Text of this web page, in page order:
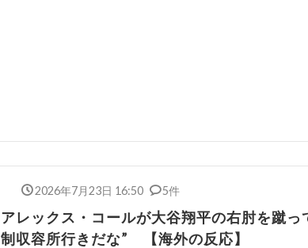
2026年7月23日 16:50 5件
アレックス・コールが大谷翔平の右肘を蹴
制収容所行きだな” 【海外の反応】